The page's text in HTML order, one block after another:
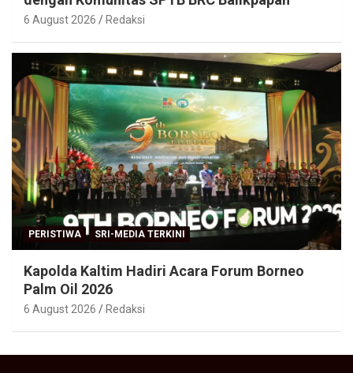
6 August 2026 Redaksi
PERISTIWA SRI-MEDIA TERKINI
Kapolda Kaltim Hadiri Acara Forum Borneo
Palm Oil 2026
6 August 2026 Redaksi